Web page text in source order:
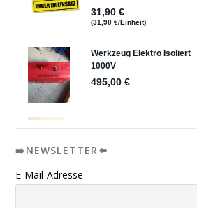
➡️NEWSLETTER⬅️
E-Mail-Adresse